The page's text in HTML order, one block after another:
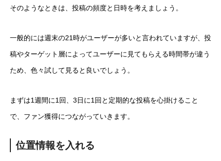
そのようなときは、投稿の頻度と日時を考えましょう。
一般的には週末の21時がユーザーが多いと言われていますが、投
稿やターゲット層によってユーザーに見てもらえる時間帯が違う
ため、色々試して見ると良いでしょう。
まずは1週間に1回、3日に1回と定期的な投稿を心掛けること
で、ファン獲得につながっていきます。
位置情報を入れる